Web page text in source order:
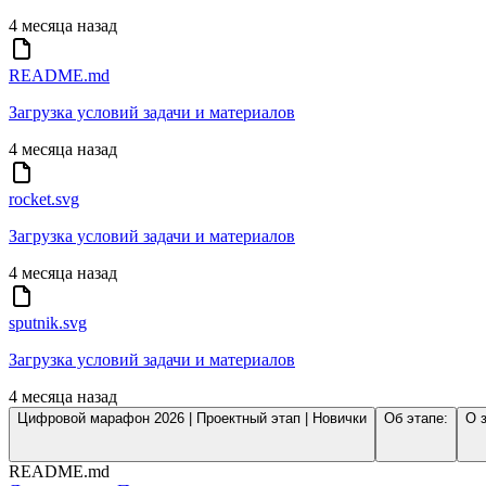
4 месяца назад
README.md
Загрузка условий задачи и материалов
4 месяца назад
rocket.svg
Загрузка условий задачи и материалов
4 месяца назад
sputnik.svg
Загрузка условий задачи и материалов
4 месяца назад
Цифровой марафон 2026 | Проектный этап | Новички Об этапе: О
README.md